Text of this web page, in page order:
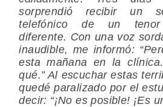
sorprendió recibir un
telefónico de un tenor
diferente. Con una voz
inaudible, me informó:
esta mañana en la
qué.” Al escuchar estas
quedé paralizado por el
decir: “¡No es posible! ¡Es